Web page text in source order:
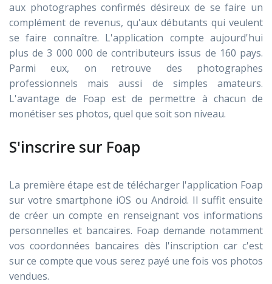
aux photographes confirmés désireux de se faire un
complément de revenus, qu'aux débutants qui veulent
se faire connaître. L'application compte aujourd'hui
plus de 3 000 000 de contributeurs issus de 160 pays.
Parmi eux, on retrouve des photographes
professionnels mais aussi de simples amateurs.
L'avantage de Foap est de permettre à chacun de
monétiser ses photos, quel que soit son niveau.
S'inscrire sur Foap
La première étape est de télécharger l'application Foap
sur votre smartphone iOS ou Android. Il suffit ensuite
de créer un compte en renseignant vos informations
personnelles et bancaires. Foap demande notamment
vos coordonnées bancaires dès l'inscription car c'est
sur ce compte que vous serez payé une fois vos photos
vendues.